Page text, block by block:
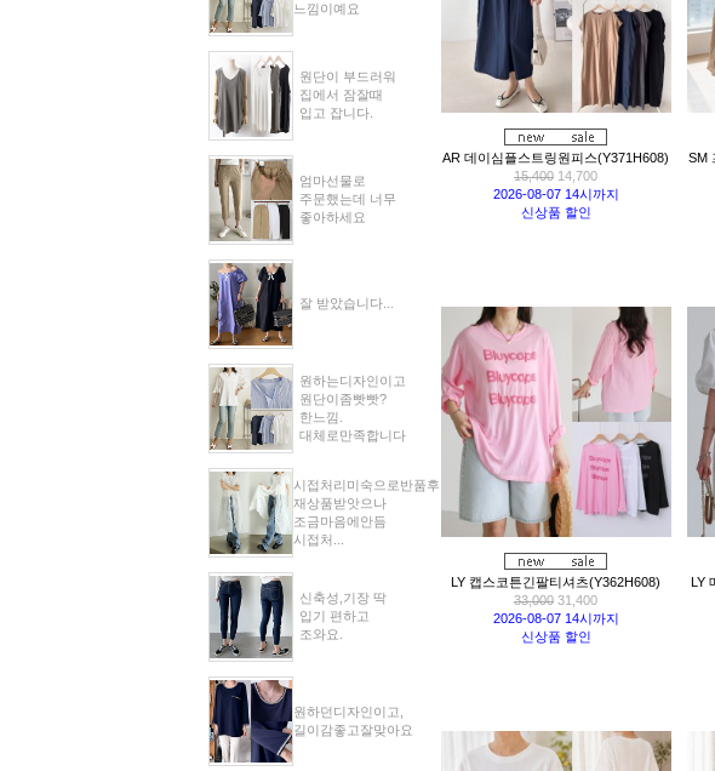
느낌이예요
원단이 부드러워
집에서 잠잘때
입고 잡니다.
엄마선물로
주문했는데 너무
좋아하세요
잘 받았습니다...
원하는디자인이고
원단이좀빳빳?
한느낌.
대체로만족합니다
시접처리미숙으로반품후
재상품받앗으나
조금마음에안듬
시접처...
신축성,기장 딱
입기 편하고
조와요.
원하던디자인이고,
길이감좋고잘맞아요
AR 데이심플스트링원피스(Y371H608)
15,400 14,700
2026-08-07 14시까지
신상품 할인
SM
LY 캡스코튼긴팔티셔츠(Y362H608)
33,000 31,400
2026-08-07 14시까지
신상품 할인
LY